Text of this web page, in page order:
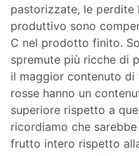
pastorizzate, le perdite
produttivo sono
C nel prodotto finito.
spremute più ricche di
il maggior contenuto di
rosse hanno un
superiore rispetto a
ricordiamo che
frutto intero rispetto